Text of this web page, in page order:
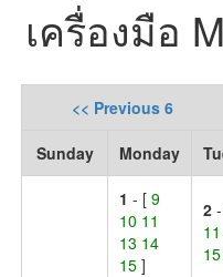
เครื่องมือ
<< Previous 6
Sunday Monday
1 - [9
10 11
13 14
15]
2